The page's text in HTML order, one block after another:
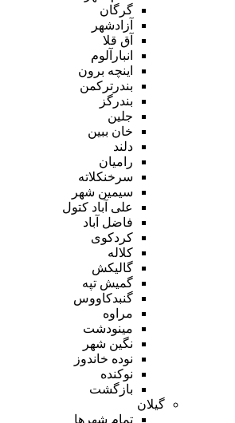
گرگان
آزادشهر
آق قلا
انبارآلوم
اینچه برون
بندرترکمن
بندرگز
جلین
خان ببین
دلند
رامیان
سرخنکلاته
سیمین شهر
علی آباد کتول
فاضل آباد
کردکوی
کلاله
گالیکش
گمیش تپه
گنبدکاووس
مراوه
مینودشت
نگین شهر
نوده خاندوز
نوکنده
بازگشت
گیلان
تمام شهر‌ها